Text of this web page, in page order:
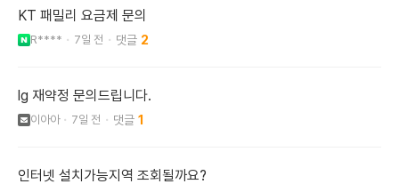
KT 패밀리 요금제 문의
R**** 7일 전 2
lg 재약정 문의드립니다.
이아아 7일 전 1
인터넷 설치가능지역 조회될까요?